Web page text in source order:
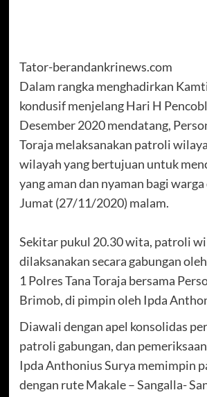
Tator-berandankrinews.com
Dalam rangka menghadirkan
kondusif menjelang Hari H
Desember 2020 mendatang,
Toraja melaksanakan patroli
wilayah yang bertujuan untuk
yang aman dan nyaman bagi
Jumat (27/11/2020) malam.
Sekitar pukul 20.30 wita, patroli
dilaksanakan secara gabungan
1 Polres Tana Toraja bersama
Brimob, di pimpin oleh Ipda
Diawali dengan apel konsolidas
patroli gabungan, dan
Ipda Anthonius Surya memimpin
dengan rute Makale – Sangalla-